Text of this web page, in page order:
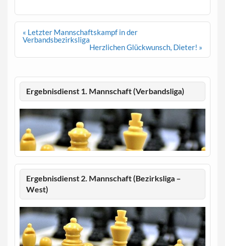
Beitragsnavigation
« Letzter Mannschaftskampf in der
Verbandsbezirksliga
Herzlichen Glückwunsch, Dieter! »
Ergebnisdienst 1. Mannschaft (Verbandsliga)
Ergebnisdienst 2. Mannschaft (Bezirksliga –
West)